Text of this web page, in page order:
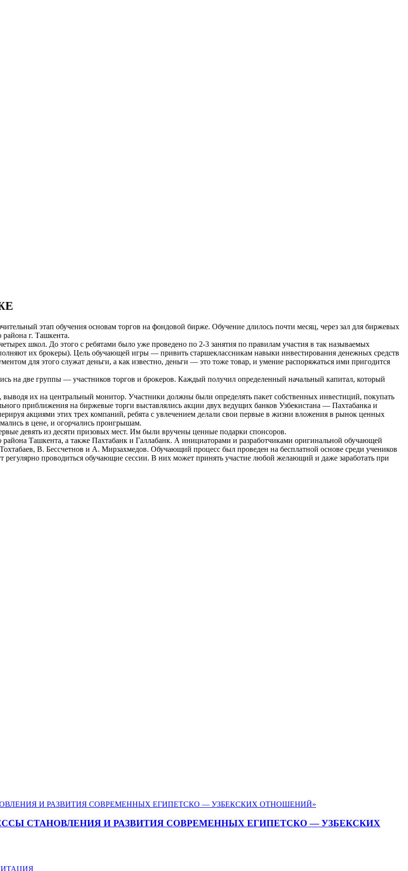
этап обучения основам торгов на фондовой бирже. Обучение длилось почти месяц, через зал для биржевых
г. Ташкента.
школ. До этого с ребятами было уже проведено по 2-3 занятия по правилам участия в так называемых
их брокеры). Цель обучающей игры — привить старшеклассникам навыки инвестирования денежных средств
для этого служат деньги, а как известно, деньги — это тоже товар, и умение распоряжаться ими пригодится
на две группы — участников торгов и брокеров. Каждый получил определенный начальный капитал, который
их на центральный монитор. Участники должны были определять пакет собственных инвестиций, покупать
приближения на биржевые торги выставлялись акции двух ведущих банков Узбекистана — Пахтабанка и
акциями этих трех компаний, ребята с увлечением делали свои первые в жизни вложения в рынок ценных
в цене, и огорчались проигрышам.
девять из десяти призовых мест. Им были вручены ценные подарки спонсоров.
Ташкента, а также Пахтабанк и Галлабанк. А инициаторами и разработчиками оригинальной обучающей
В. Бессчетнов и А. Мирзахмедов. Обучающий процесс был проведен на бесплатной основе среди учеников
проводиться обучающие сессии. В них может принять участие любой желающий и даже заработать при
СТАНОВЛЕНИЯ И РАЗВИТИЯ СОВРЕМЕННЫХ ЕГИПЕТСКО — УЗБЕКСКИХ